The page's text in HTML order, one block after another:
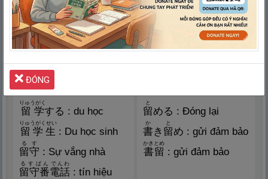
Nghĩa: Con dao, cây đao (vũ
khí)
を 刈
か
ります
Tôi ở trên đồng ruộng
và gặt lúa bằng dao.
lưu học, lưu trữ
リュウ, ル
と-まる
留学
りゅうがく
する : du học
留学生
りゅうがくせい
: Du học sinh
留守
るす
: Sự vắng nhà
留守番
るすばん
電話
でんわ
: tín hiệu
留
と
める : Đóng lại
書
か
き 留
と
め : gửi đảm bảo
書留
かきとめ
: gửi đảm bảo
ĐÓNG